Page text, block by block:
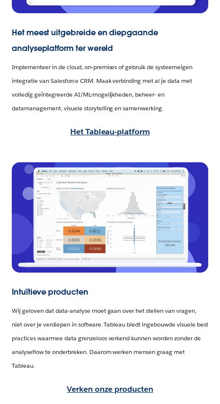
Het meest uitgebreide en diepgaande
analyseplatform ter wereld
Implementeer in de cloud, on-premises of gebruik de systeemeigen
integratie van Salesforce CRM. Maak verbinding met al je data met
volledig geïntegreerde AI/ML-mogelijkheden, beheer- en
datamanagement, visuele storytelling en samenwerking.
Het Tableau-platform
Intuïtieve producten
Wij geloven dat data-analyse moet gaan over het stellen van vragen,
niet over je verdiepen in software. Tableau biedt ingebouwde visuele best
practices waarmee data grenzeloos verkend kunnen worden zonder de
analyseflow te onderbreken. Daarom werken mensen graag met
Tableau.
Verken onze producten